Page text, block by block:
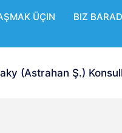
ÜÇIN BIZ
(Astrahan Ş.)